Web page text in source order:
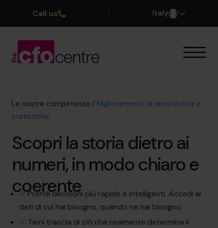
Call us Italy
I nostri CFO
Storie di successo
Unisciti al team
Prenota una chiamata conoscitiva
+39 0695939165
informazioni@cfocentre.com
Le nostre competenze / Miglioramento di reportistica e
statistiche
Scopri la storia dietro ai
numeri, in modo chiaro e
coerente
Prendi decisioni più rapide e intelligenti. Accedi ai
dati di cui hai bisogno, quando ne hai bisogno.
Tieni traccia di ciò che realmente determina il